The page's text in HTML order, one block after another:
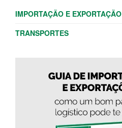
IMPORTAÇÃO E EXPORTAÇÃO
TRANSPORTES